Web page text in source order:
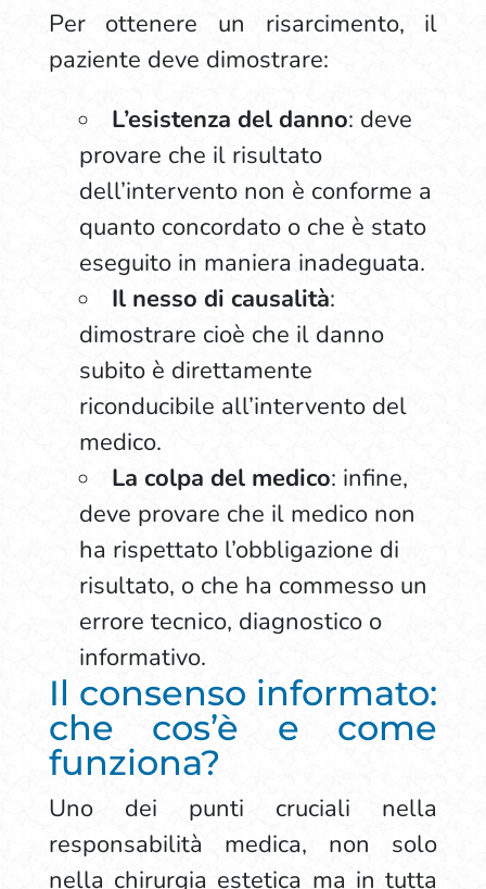
Per ottenere un risarcimento, il
paziente deve dimostrare:
L’esistenza del danno: deve
provare che il risultato
dell’intervento non è conforme a
quanto concordato o che è stato
eseguito in maniera inadeguata.
Il nesso di causalità:
dimostrare cioè che il danno
subito è direttamente
riconducibile all’intervento del
medico.
La colpa del medico: infine,
deve provare che il medico non
ha rispettato l’obbligazione di
risultato, o che ha commesso un
errore tecnico, diagnostico o
informativo.
Il consenso informato:
che cos’è e come
funziona?
Uno dei punti cruciali nella
responsabilità medica, non solo
nella chirurgia estetica ma in tutta